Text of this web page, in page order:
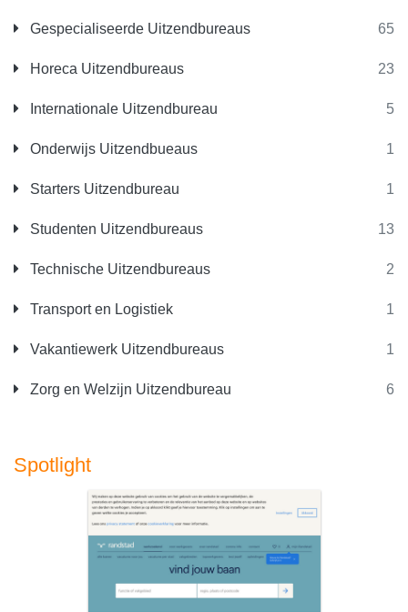
Gespecialiseerde Uitzendbureaus 65
Horeca Uitzendbureaus 23
Internationale Uitzendbureau 5
Onderwijs Uitzendbueaus 1
Starters Uitzendbureau 1
Studenten Uitzendbureaus 13
Technische Uitzendbureaus 2
Transport en Logistiek 1
Vakantiewerk Uitzendbureaus 1
Zorg en Welzijn Uitzendbureau 6
Spotlight